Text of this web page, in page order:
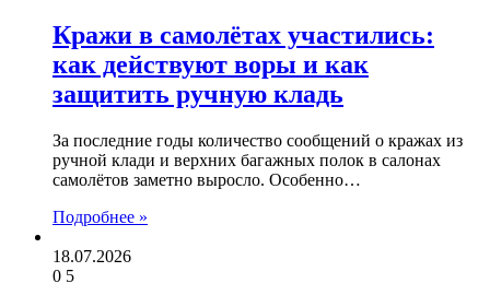
Кражи в самолётах участились:
как действуют воры и как
защитить ручную кладь
За последние годы количество сообщений о кражах из
ручной клади и верхних багажных полок в салонах
самолётов заметно выросло. Особенно…
Подробнее »
18.07.2026
0 5